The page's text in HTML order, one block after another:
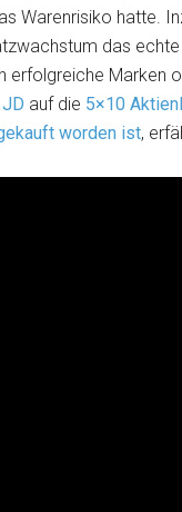
Warenrisiko hatte.
das
erfolgreiche Marken
JD auf die 5×10
worden ist,